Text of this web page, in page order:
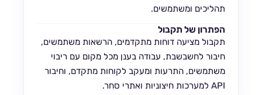
תהליכים ומשתמשים.
הפתרון של תקבול
תקבול מציעה דוחות מתקדמים, הרשאות משתמשים,
חיבור לחשבשבת, עבודה בענן מכל מקום עם ריבוי
משתמשים, התרעות ומעקב לקוחות מתקדם, וחיבור
API למערכות חיצוניות ואתרי סחר.